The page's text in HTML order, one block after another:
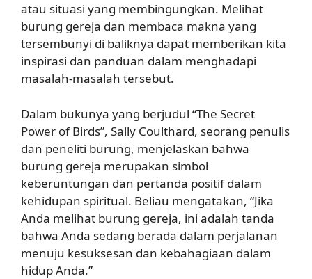
atau situasi yang membingungkan. Melihat
burung gereja dan membaca makna yang
tersembunyi di baliknya dapat memberikan kita
inspirasi dan panduan dalam menghadapi
masalah-masalah tersebut.
Dalam bukunya yang berjudul “The Secret
Power of Birds”, Sally Coulthard, seorang penulis
dan peneliti burung, menjelaskan bahwa
burung gereja merupakan simbol
keberuntungan dan pertanda positif dalam
kehidupan spiritual. Beliau mengatakan, “Jika
Anda melihat burung gereja, ini adalah tanda
bahwa Anda sedang berada dalam perjalanan
menuju kesuksesan dan kebahagiaan dalam
hidup Anda.”